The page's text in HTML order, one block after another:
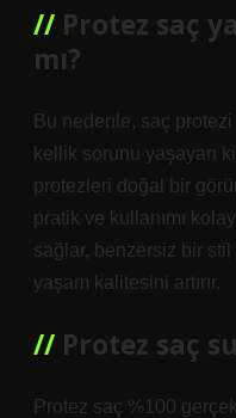
Protez saç
mı?
Bu nedenle, saç
kellik sorunu yaşayan
protezleri doğal bir
pratik ve kullanımı
sağlar, benzersiz bir stil
yaşam kalitesini artırır.
Protez saç
Protez saç %100